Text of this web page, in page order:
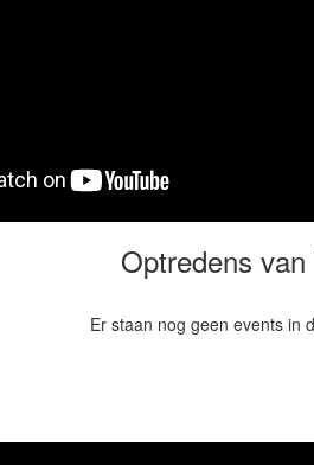
Optredens
Er staan nog geen events in